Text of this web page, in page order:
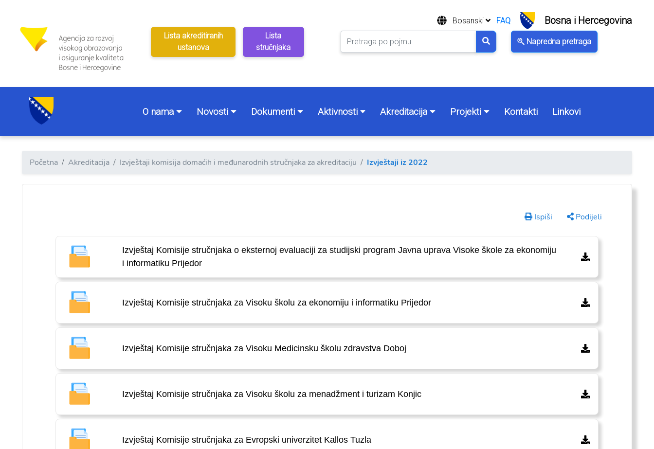
Lista akreditiranih
ustanova
Lista
stručnjaka
Napredna pretraga
Bosanski FAQ Bosna i Hercegovina
O nama Novosti Dokumenti Aktivnosti Akreditacija Projekti Kontakti Linkovi
Početna Akreditacija Izvještaji komisija domaćih i međunarodnih stručnjaka za akreditaciju Izvještaji iz 2022
Ispiši Podijeli
Izvještaj Komisije stručnjaka o eksternoj evaluaciji za studijski program Javna uprava Visoke škole za ekonomiju
i informatiku Prijedor
Izvještaj Komisije stručnjaka za Visoku školu za ekonomiju i informatiku Prijedor
Izvještaj Komisije stručnjaka za Visoku Medicinsku školu zdravstva Doboj
Izvještaj Komisije stručnjaka za Visoku školu za menadžment i turizam Konjic
Izvještaj Komisije stručnjaka za Evropski univerzitet Kallos Tuzla